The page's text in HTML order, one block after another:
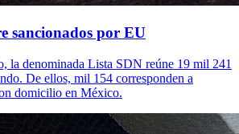
sancionados por EU
la denominada Lista SDN reúne 19 mil 241
De ellos, mil 154 corresponden a
domicilio en México.